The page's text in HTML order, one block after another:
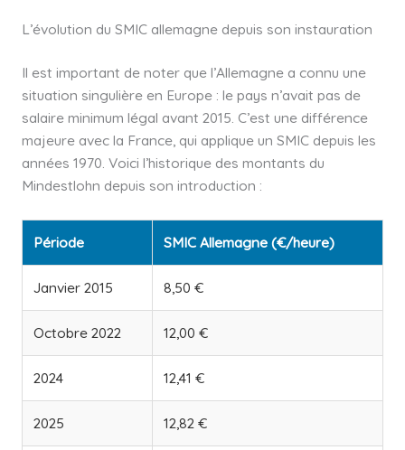
L’évolution du SMIC allemagne depuis son instauration
Il est important de noter que l’Allemagne a connu une
situation singulière en Europe : le pays n’avait pas de
salaire minimum légal avant 2015. C’est une différence
majeure avec la France, qui applique un SMIC depuis les
années 1970. Voici l’historique des montants du
Mindestlohn depuis son introduction :
Période SMIC Allemagne (€/heure)
Janvier 2015 8,50 €
Octobre 2022 12,00 €
2024 12,41 €
2025 12,82 €